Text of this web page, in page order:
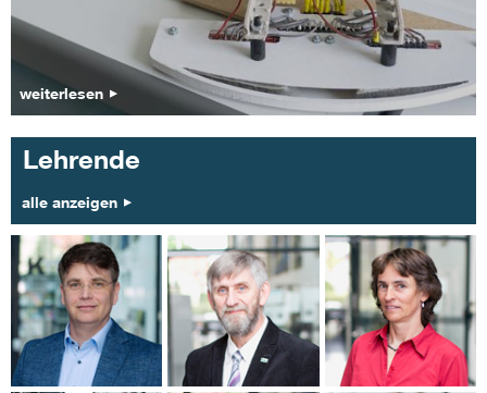
weiterlesen
Lehrende
alle anzeigen